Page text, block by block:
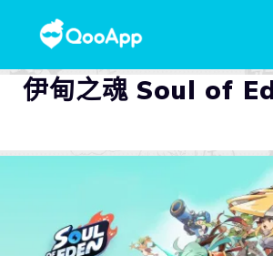
伊甸之魂 Soul of